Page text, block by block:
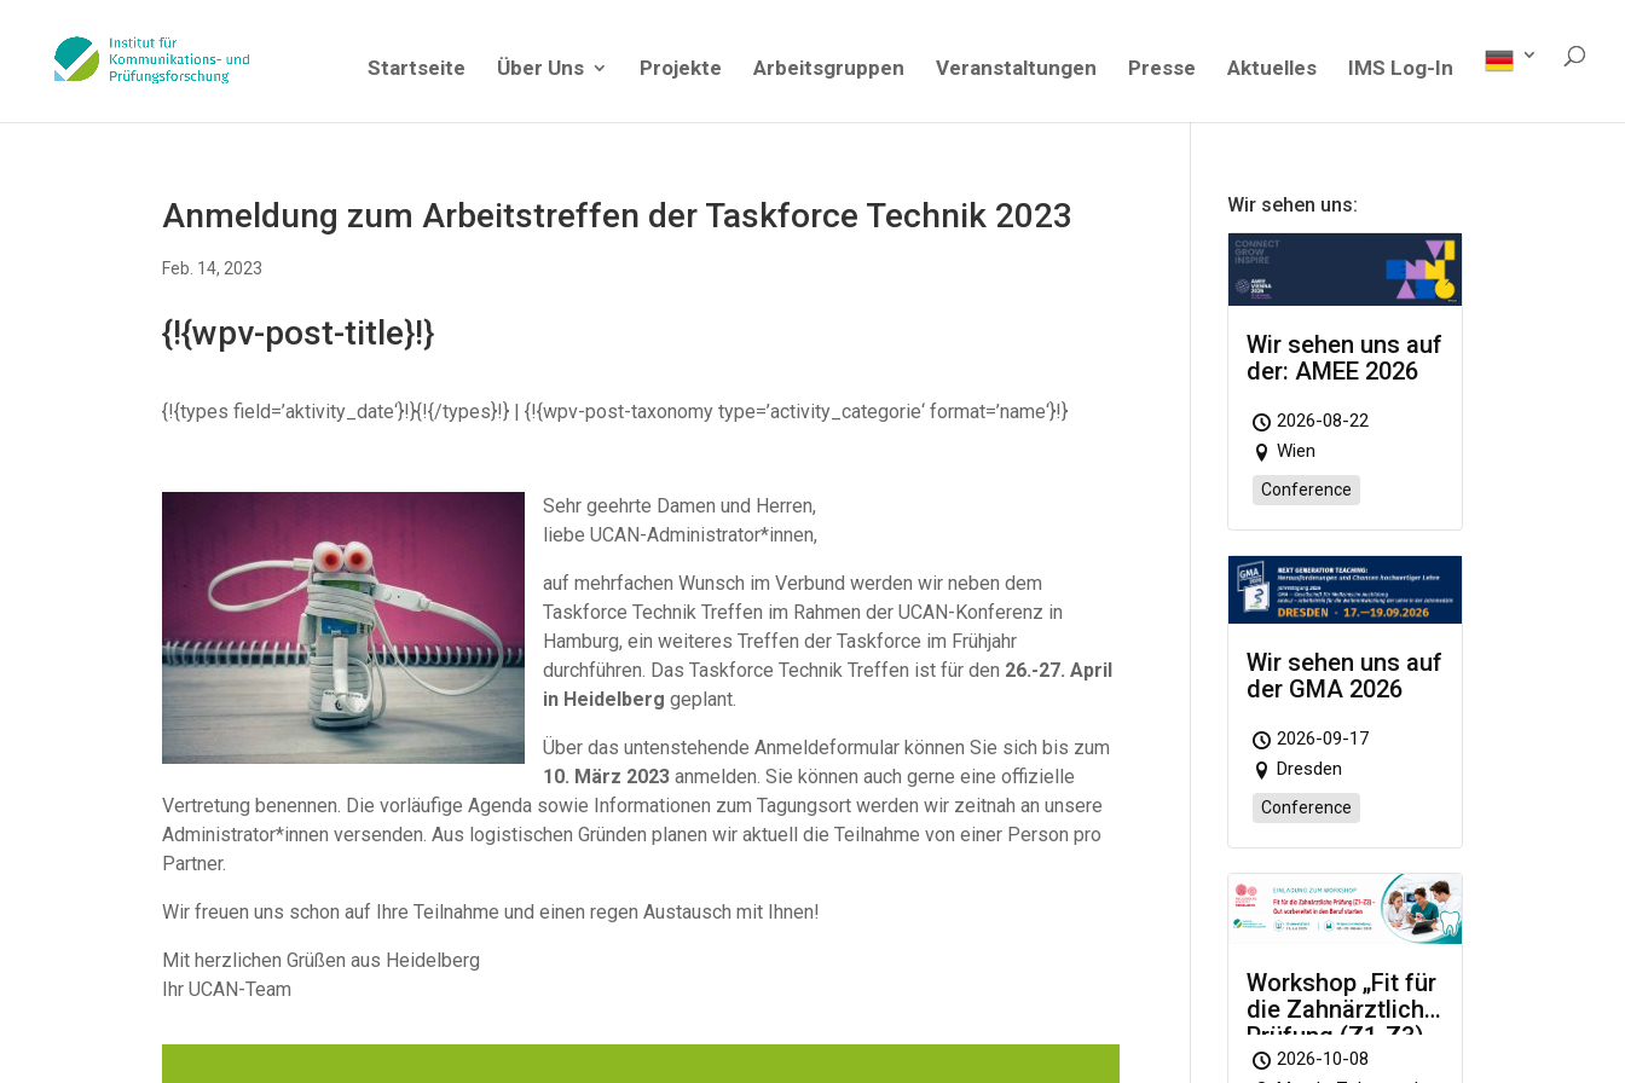
Startseite Über Uns Projekte Arbeitsgruppen Veranstaltungen Presse Aktuelles IMS Log-In
Anmeldung zum Arbeitstreffen der Taskforce Technik 2023
Feb. 14, 2023
{!{wpv-post-title}!}
{!{types field=’aktivity_date‘}!}{!{/types}!} | {!{wpv-post-taxonomy type=’activity_categorie‘ format=’name‘}!}
Sehr geehrte Damen und Herren,
liebe UCAN-Administrator*innen,
auf mehrfachen Wunsch im Verbund werden wir neben dem
Taskforce Technik Treffen im Rahmen der UCAN-Konferenz in
Hamburg, ein weiteres Treffen der Taskforce im Frühjahr
durchführen. Das Taskforce Technik Treffen ist für den 26.-27. April
in Heidelberg geplant.
Über das untenstehende Anmeldeformular können Sie sich bis zum
10. März 2023 anmelden. Sie können auch gerne eine offizielle
Vertretung benennen. Die vorläufige Agenda sowie Informationen zum Tagungsort werden wir zeitnah an unsere
Administrator*innen versenden. Aus logistischen Gründen planen wir aktuell die Teilnahme von einer Person pro
Partner.
Wir freuen uns schon auf Ihre Teilnahme und einen regen Austausch mit Ihnen!
Mit herzlichen Grüßen aus Heidelberg
Ihr UCAN-Team
Wir sehen uns:
Wir sehen uns auf
der: AMEE 2026
2026-08-22
Wien
Conference
Wir sehen uns auf
der GMA 2026
2026-09-17
Dresden
Conference
Workshop „Fit für
die Zahnärztliche
Prüfung (Z1-Z3)
– Gut vorbereitet
2026-10-08